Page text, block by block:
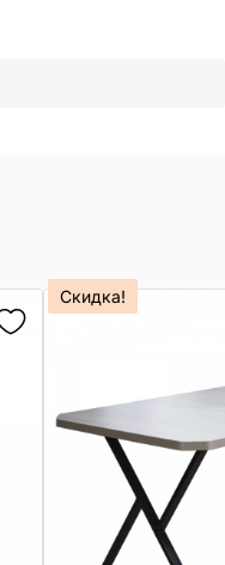
Скидка!